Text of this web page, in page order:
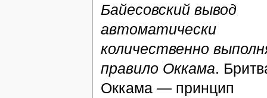
Байесовский вывод
автоматически
количественно
правило Оккама.
Оккама — принцип